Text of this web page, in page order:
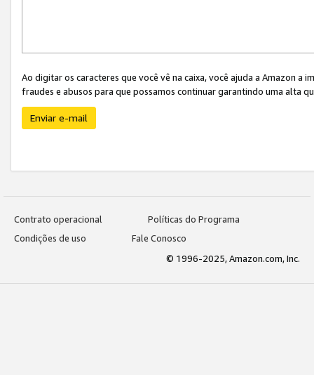
Ao digitar os caracteres que você vê na caixa, você ajuda a Amazon
fraudes e abusos para que possamos continuar garantindo uma alta
Enviar e-mail
Contrato operacional
Políticas do Programa
Condições de uso
Fale Conosco
© 1996-2025, Amazon.com, Inc.